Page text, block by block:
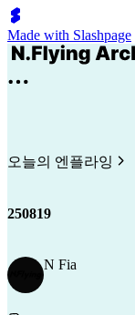
Made with Slashpage
오늘의 엔플라잉
250819
N Fia